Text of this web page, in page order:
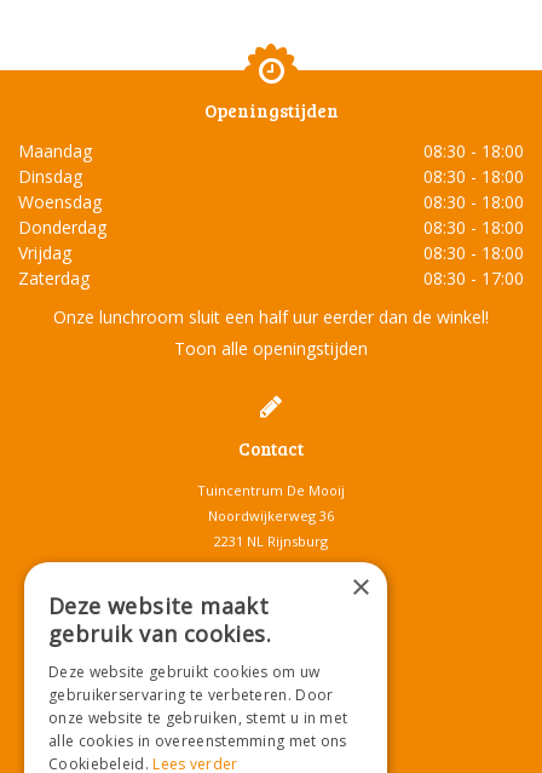
Openingstijden
Maandag
08:30 - 18:00
Dinsdag
08:30 - 18:00
Woensdag
08:30 - 18:00
Donderdag
08:30 - 18:00
Vrijdag
08:30 - 18:00
Zaterdag
08:30 - 17:00
Onze lunchroom sluit een half uur eerder dan de winkel!
Toon alle openingstijden
Contact
Tuincentrum De Mooij
Noordwijkerweg 36
2231 NL Rijnsburg
T.071-4080959
info@tuincentrumdemooij.nl
Download onze App!
×
Deze website maakt
gebruik van cookies.
Deze website gebruikt cookies om uw
gebruikerservaring te verbeteren. Door
onze website te gebruiken, stemt u in met
alle cookies in overeenstemming met ons
Cookiebeleid.Lees verder